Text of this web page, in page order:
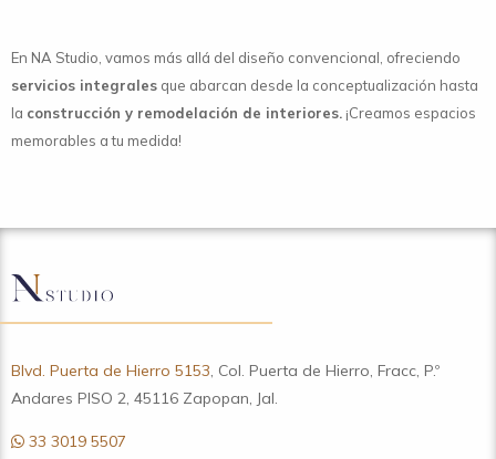
En NA Studio, vamos más allá del diseño convencional, ofreciendo
servicios integrales que abarcan desde la conceptualización hasta
la construcción y remodelación de interiores. ¡Creamos espacios
memorables a tu medida!
Blvd. Puerta de Hierro 5153, Col. Puerta de Hierro, Fracc, P.º
Andares PISO 2, 45116 Zapopan, Jal.
33 3019 5507